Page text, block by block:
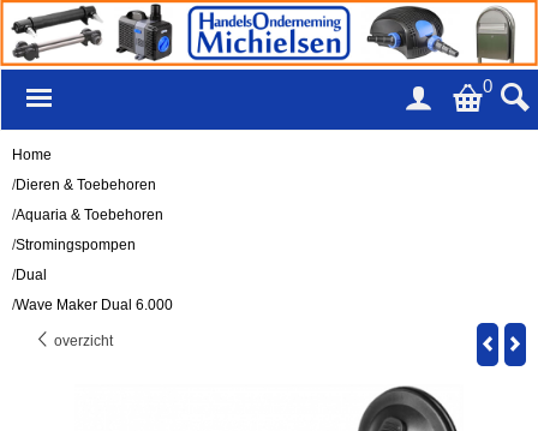
0
Home
/Dieren & Toebehoren
/Aquaria & Toebehoren
/Stromingspompen
/Dual
/Wave Maker Dual 6.000
overzicht